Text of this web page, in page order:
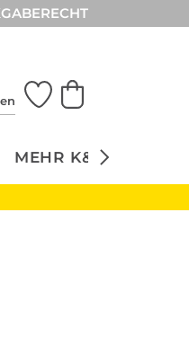
MEHR K&Ö